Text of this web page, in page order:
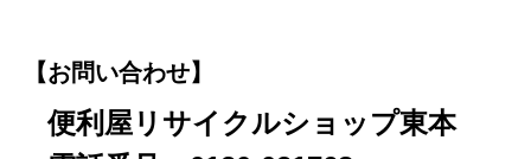
【お問い合わせ】
便利屋リサイクルショップ東本